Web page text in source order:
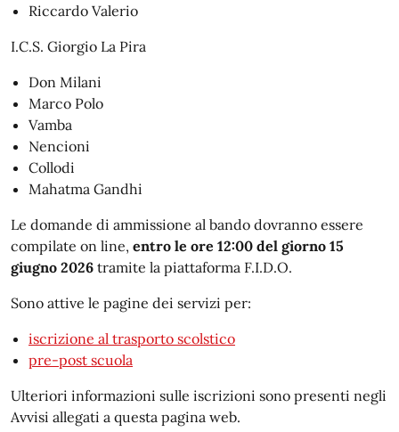
Riccardo Valerio
I.C.S. Giorgio La Pira
Don Milani
Marco Polo
Vamba
Nencioni
Collodi
Mahatma Gandhi
Le domande di ammissione al bando dovranno essere
compilate on line, entro le ore 12:00 del giorno 15
giugno 2026 tramite la piattaforma F.I.D.O.
Sono attive le pagine dei servizi per:
iscrizione al trasporto scolstico
pre-post scuola
Ulteriori informazioni sulle iscrizioni sono presenti negli
Avvisi allegati a questa pagina web.